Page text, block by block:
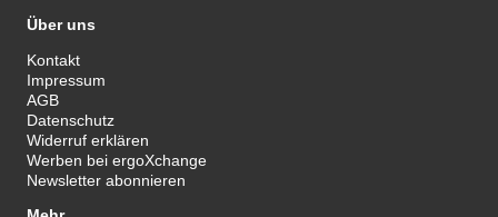
Über uns
Kontakt
Impressum
AGB
Datenschutz
Widerruf erklären
Werben bei ergoXchange
Newsletter abonnieren